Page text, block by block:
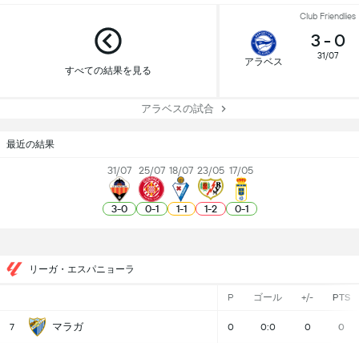
すべての結果を見る
Club Friendlies
アラベス
3 - 0
31/07
アラベスの試合
最近の結果
31/07
3-0
25/07
0-1
18/07
1-1
23/05
1-2
17/05
0-1
リーガ・エスパニョーラ
P ゴール +/- PTS
7 マラガ 0 0:0 0 0